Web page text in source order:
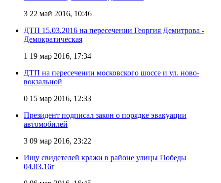
3 22 май 2016, 10:46
ДТП 15.03.2016 на пересечении Георгия Демитрова -
Демократическая
1 19 мар 2016, 17:34
ДТП на пересечении московского шоссе и ул. ново-
вокзальной
0 15 мар 2016, 12:33
Президент подписал закон о порядке эвакуации
автомобилей
3 09 мар 2016, 23:22
Ищу свидетелей кражи в районе улицы Победы
04.03.16г